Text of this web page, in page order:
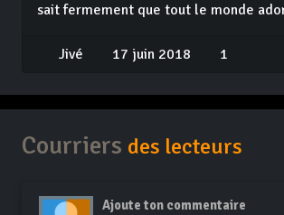
sait fermement que tout le monde
Jivé 17 juin 2018 1
Courriers des lecteurs
Ajoute ton commentaire